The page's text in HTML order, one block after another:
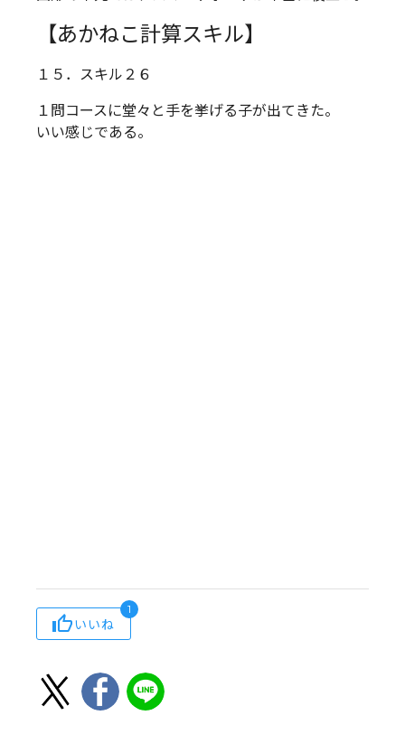
【あかねこ計算スキル】
１５．スキル２６
１問コースに堂々と手を挙げる子が出てきた。
いい感じである。
いいね
1